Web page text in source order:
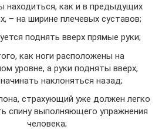
находиться, как и в предыдущих
– на ширине плечевых суставов;
поднять вверх прямые руки;
как ноги расположены на
уровне, а руки подняты вверх,
наклоняться назад;
страхующий уже должен легко
спину выполняющего упражнения
человека;